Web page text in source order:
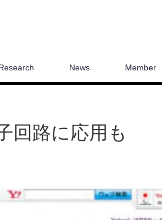
News Member
回路に応用も